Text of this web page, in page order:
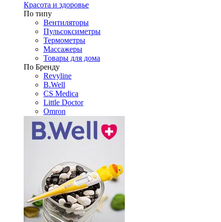
Красота и здоровье
По типу
Вентиляторы
Пульсоксиметры
Термометры
Массажеры
Товары для дома
По Бренду
Revyline
B.Well
CS Medica
Little Doctor
Omron